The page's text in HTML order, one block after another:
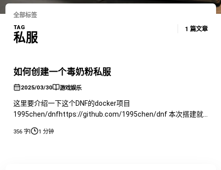
全部标签
TAG
私服
1 篇文章
如何创建一个毒奶粉私服
2025/03/30 游戏娱乐
这里要介绍一下这个DNF的docker项目
1995chen/dnfhttps://github.com/1995chen/dnf 本次搭建就
一下映射的文件夹 然后拉取镜像 之后启动即可，然后GM的工具
356 字| 1 分钟